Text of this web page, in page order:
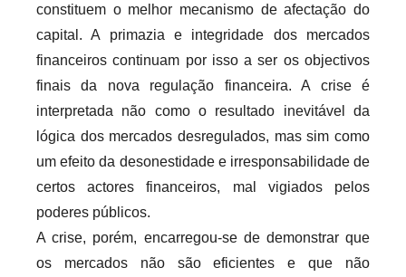
constituem o melhor mecanismo de afectação do
capital. A primazia e integridade dos mercados
financeiros continuam por isso a ser os objectivos
finais da nova regulação financeira. A crise é
interpretada não como o resultado inevitável da
lógica dos mercados desregulados, mas sim como
um efeito da desonestidade e irresponsabilidade de
certos actores financeiros, mal vigiados pelos
poderes públicos.
A crise, porém, encarregou-se de demonstrar que
os mercados não são eficientes e que não